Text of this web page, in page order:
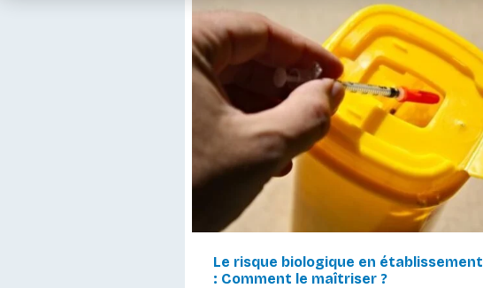
Le risque biologique en
: Comment le maîtriser ?